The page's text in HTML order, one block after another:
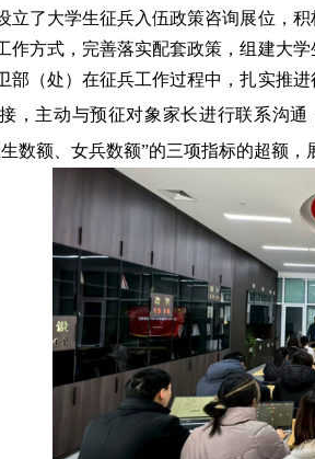
立了大学生征兵入伍政策咨询展位，
作方式，完善落实配套政策，组建大
部（处）在征兵工作过程中，扎实推
，主动与预征对象家长进行联系沟
数额、女兵数额”的三项指标的超额